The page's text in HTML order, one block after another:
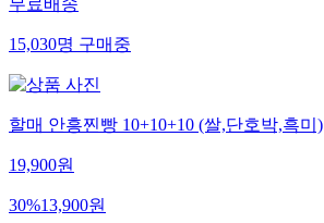
무료배송
15,030명구매중
할매 안흥찐빵 10+10+10 (쌀,단호박,흑미)
19,900원
30%13,900원